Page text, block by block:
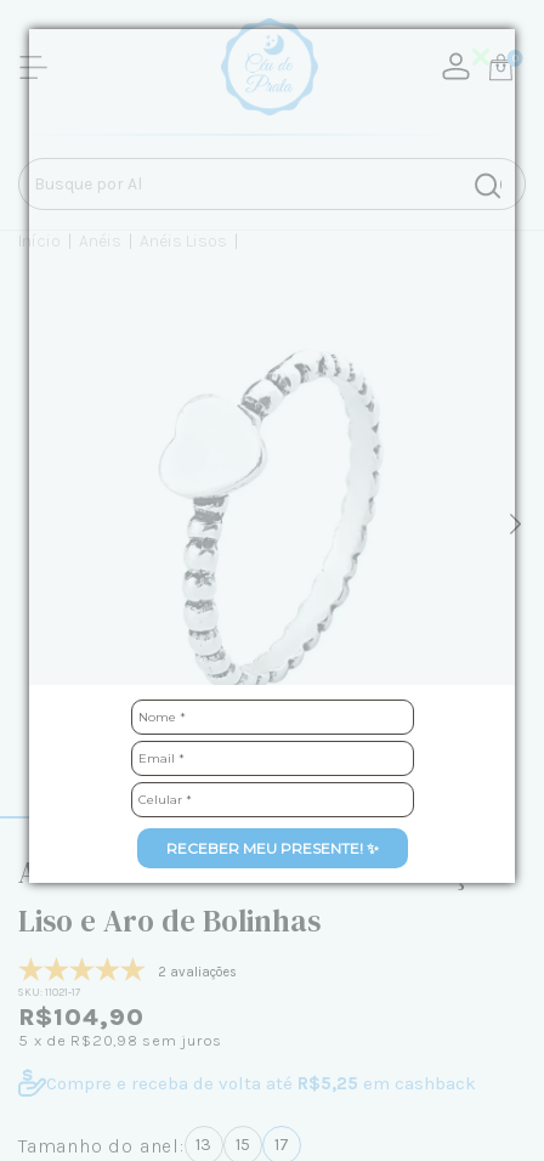
RECEBER MEU PRESENTE! ✨
0
Início Anéis Anéis Lisos
Anel de Prata Envelhecida Coração
Liso e Aro de Bolinhas
2 avaliações
SKU: 11021-17
R$104,90
5 x de R$20,98 sem juros
Compre e receba de volta até R$5,25 em cashback
Tamanho do anel: 13 15 17